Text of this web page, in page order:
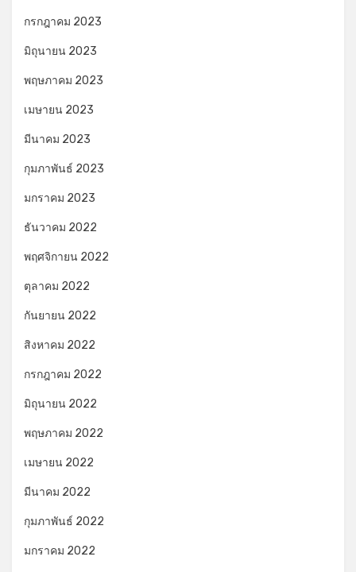
กรกฎาคม 2023
มิถุนายน 2023
พฤษภาคม 2023
เมษายน 2023
มีนาคม 2023
กุมภาพันธ์ 2023
มกราคม 2023
ธันวาคม 2022
พฤศจิกายน 2022
ตุลาคม 2022
กันยายน 2022
สิงหาคม 2022
กรกฎาคม 2022
มิถุนายน 2022
พฤษภาคม 2022
เมษายน 2022
มีนาคม 2022
กุมภาพันธ์ 2022
มกราคม 2022